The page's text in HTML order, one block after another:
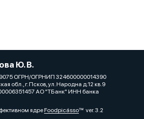
Ю. В.
ОГРН/ОГРНИП 324600000014390
обл., г. Псков, ул. Народна д.12 кв.9
АО "ТБанк" ИНН банка
ядреFoodpicássover. 3.2